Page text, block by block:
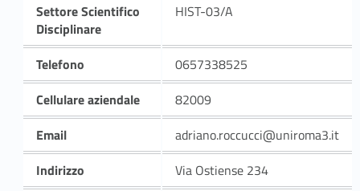
Settore Scientifico
Disciplinare
HIST-03/A
Telefono
0657338525
Cellulare aziendale
82009
Email
adriano.roccucci@uniroma3.it
Indirizzo
Via Ostiense 234